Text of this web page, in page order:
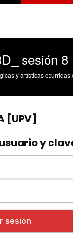
8
en los tres